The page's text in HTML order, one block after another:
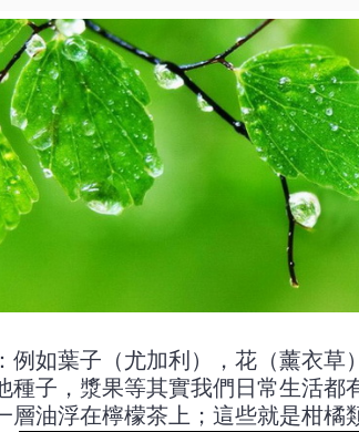
例如葉子（尤加利），花（薰衣
子，漿果等其實我們日常生活
油浮在檸檬茶上；這些就是柑橘